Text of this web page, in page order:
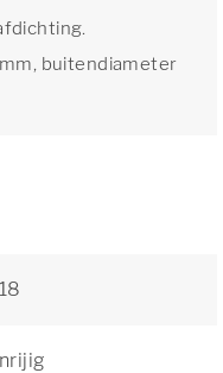
buitendiameter